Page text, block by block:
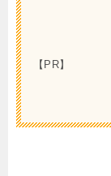
【PR】